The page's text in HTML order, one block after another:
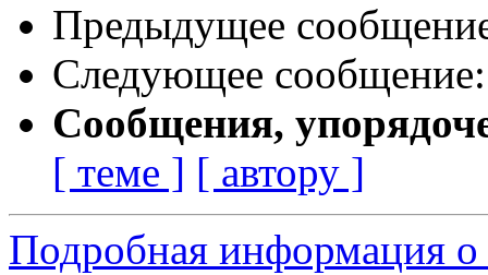
Предыдущее
Следующее
Сообщения,
[ теме ] [ автору ]
Подробная информация о